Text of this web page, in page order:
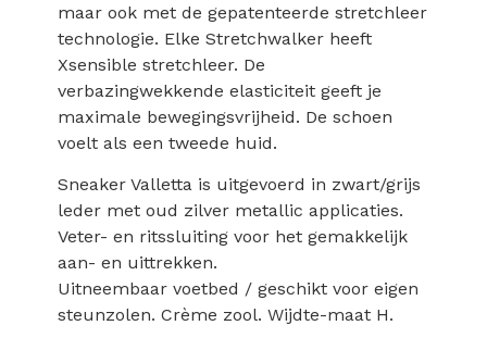
maar ook met de gepatenteerde stretchleer
technologie. Elke Stretchwalker heeft
Xsensible stretchleer. De
verbazingwekkende elasticiteit geeft je
maximale bewegingsvrijheid. De schoen
voelt als een tweede huid.
Sneaker Valletta is uitgevoerd in zwart/grijs
leder met oud zilver metallic applicaties.
Veter- en ritssluiting voor het gemakkelijk
aan- en uittrekken.
Uitneembaar voetbed / geschikt voor eigen
steunzolen. Crème zool. Wijdte-maat H.